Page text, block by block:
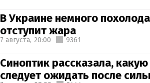
В Украине немного
отступит жара
7 августа, 20:00 9361
Синоптик рассказала,
следует ожидать после